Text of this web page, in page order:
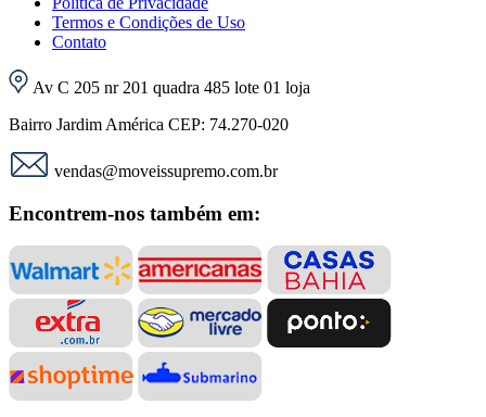
Termos e Condições de Uso
Contato
Av C 205 nr 201 quadra 485 lote 01 loja
Bairro Jardim América CEP: 74.270-020
vendas@moveissupremo.com.br
Encontrem-nos também em: